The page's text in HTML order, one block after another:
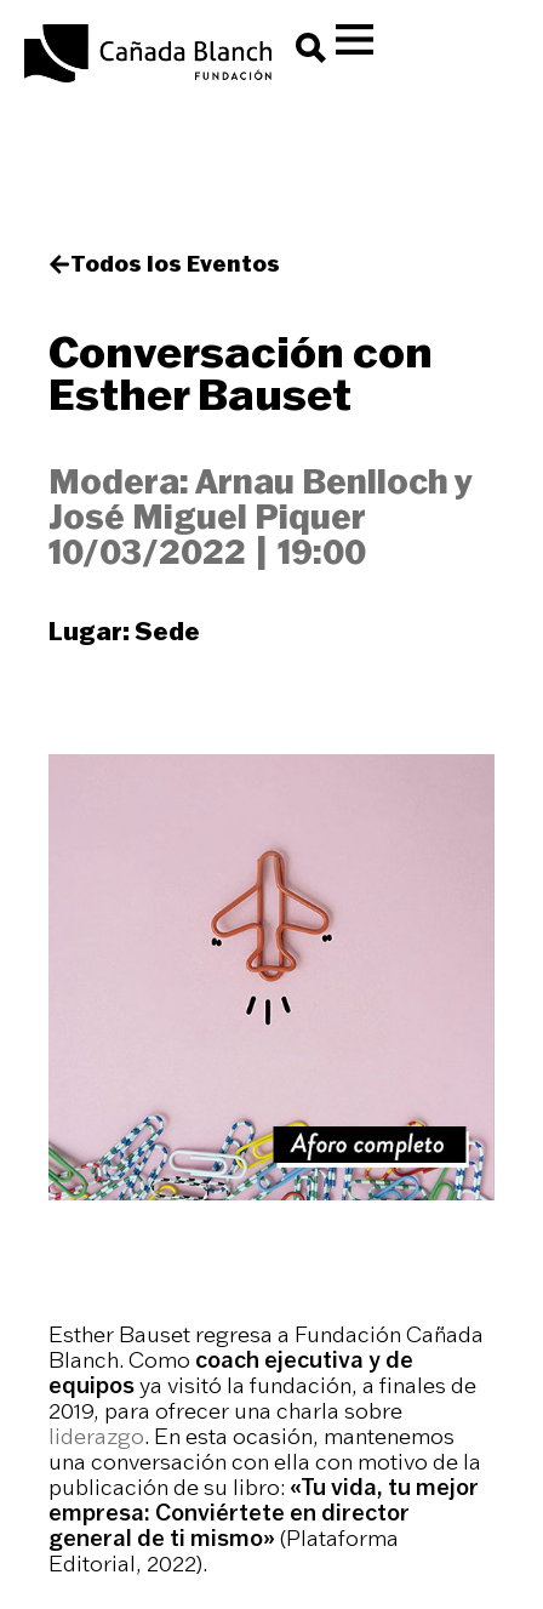
Todos los Eventos
Conversación con
Esther Bauset
Modera: Arnau Benlloch y
José Miguel Piquer
10/03/2022
19:00
Lugar: Sede
Esther Bauset regresa a Fundación Cañada
Blanch. Como coach ejecutiva y de
equiposya visitó la fundación, a finales de
2019, para ofrecer una charla sobre
liderazgo. En esta ocasión, mantenemos
una conversación con ella con motivo de la
publicación de su libro: «Tu vida, tu mejor
empresa: Conviértete en director
general de ti mismo» (Plataforma
Editorial, 2022).